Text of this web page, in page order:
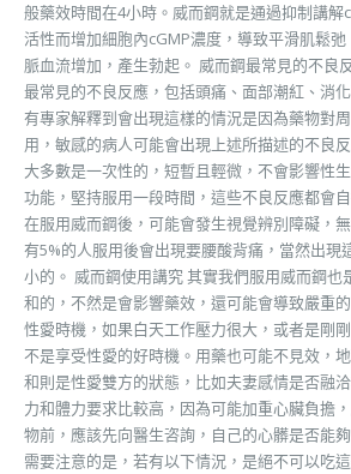
般藥效時間在4小時。威而鋼就是通過抑制講解
活性而增加細胞內cGMP濃度，導致平滑肌鬆
脈血流增加，產生勃起。 威而鋼最常見的不良
最常見的不良反應，包括頭痛、面部潮紅、消
有專家解釋到會出現這樣的情況是因為藥物對
用，敏感的病人可能會出現上述所描述的不良
大多數是一次性的，短暫且輕微，不會影響性
功能，堅持服用一段時間，這些不良反應都會
在服用威而鋼後，可能會發生視覺辨別障礙，
有5%的人服用後會出現要腰酸背痛，當然出現
小的。 威而鋼使用講究 其實我們服用威而鋼也
和的，不然是會影響藥效，還可能會導致嚴重
性愛時機，如果白天工作壓力很大，或者是剛
不是享受性愛的好時機。用藥也可能不見效，
和則是性愛雙方的狀態，比如夫妻感情是否融
力和體力要求比較高，因為可能加重心臟負擔
物前，應該先向醫生咨詢，自己的心髒是否能
需要注意的是，若有以下情況，是絕不可以吃